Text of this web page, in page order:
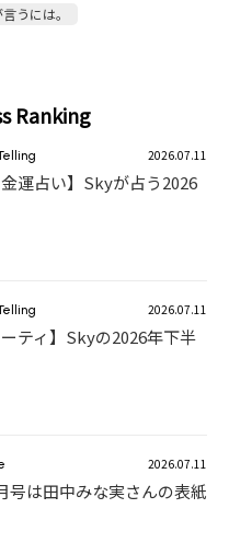
うには。
Ranking
2026.07.11
金運占い】Skyが占う2026
2026.07.11
ーティ】Skyの2026年下半
2026.07.11
号は田中みな実さんの表紙